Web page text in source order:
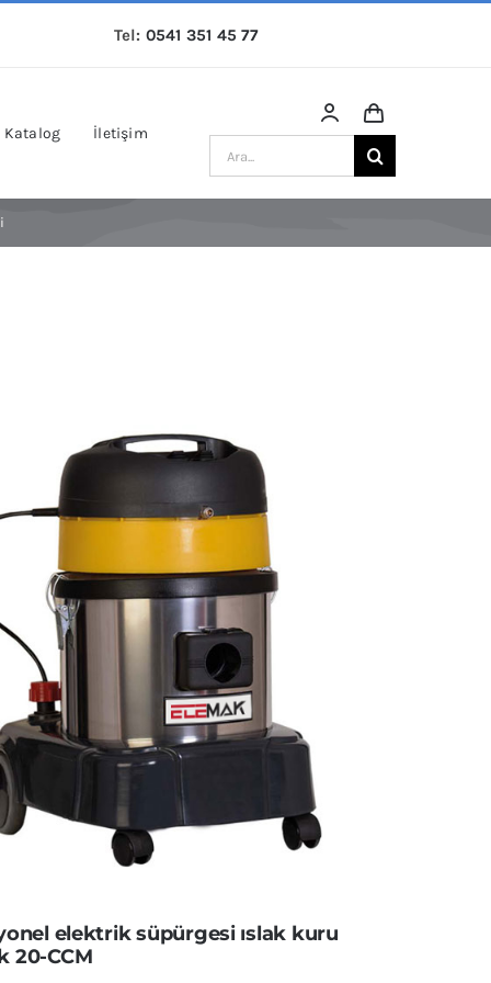
Tel: 0541 351 45 77
Katalog İletişim
Ara:
elektrik süpürgesi ıslak kuru
20-CCM